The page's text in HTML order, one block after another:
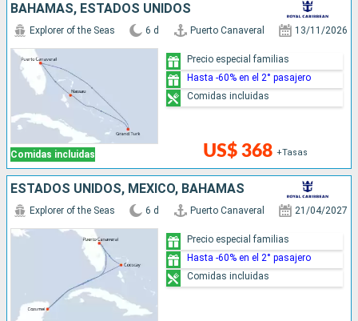
BAHAMAS, ESTADOS UNIDOS
Comidas incluidas
Explorer of the Seas 6 d Puerto Canaveral 13/11/2026
US$ 368 +Tasas
Precio especial familias
Hasta -60% en el 2° pasajero
Comidas incluidas
ESTADOS UNIDOS, MÉXICO, BAHAMAS
Explorer of the Seas 6 d Puerto Canaveral 21/04/2027
Precio especial familias
Hasta -60% en el 2° pasajero
Comidas incluidas